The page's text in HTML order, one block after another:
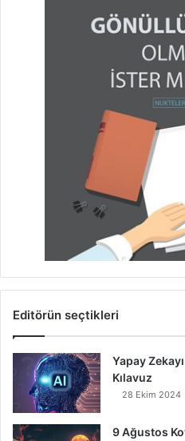
Editörün seçtikleri
Yapay
Kılavuz
28 Ekim 2024
9 Ağustos